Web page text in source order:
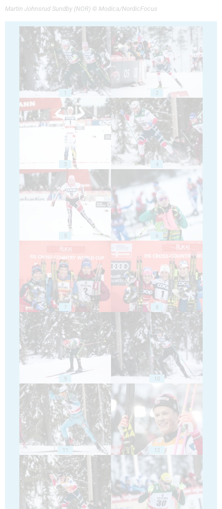
Martin Johnsrud Sundby (NOR) © Modica/NordicFocus
1 2
3 4
5 6
7 8
9 10
11 12